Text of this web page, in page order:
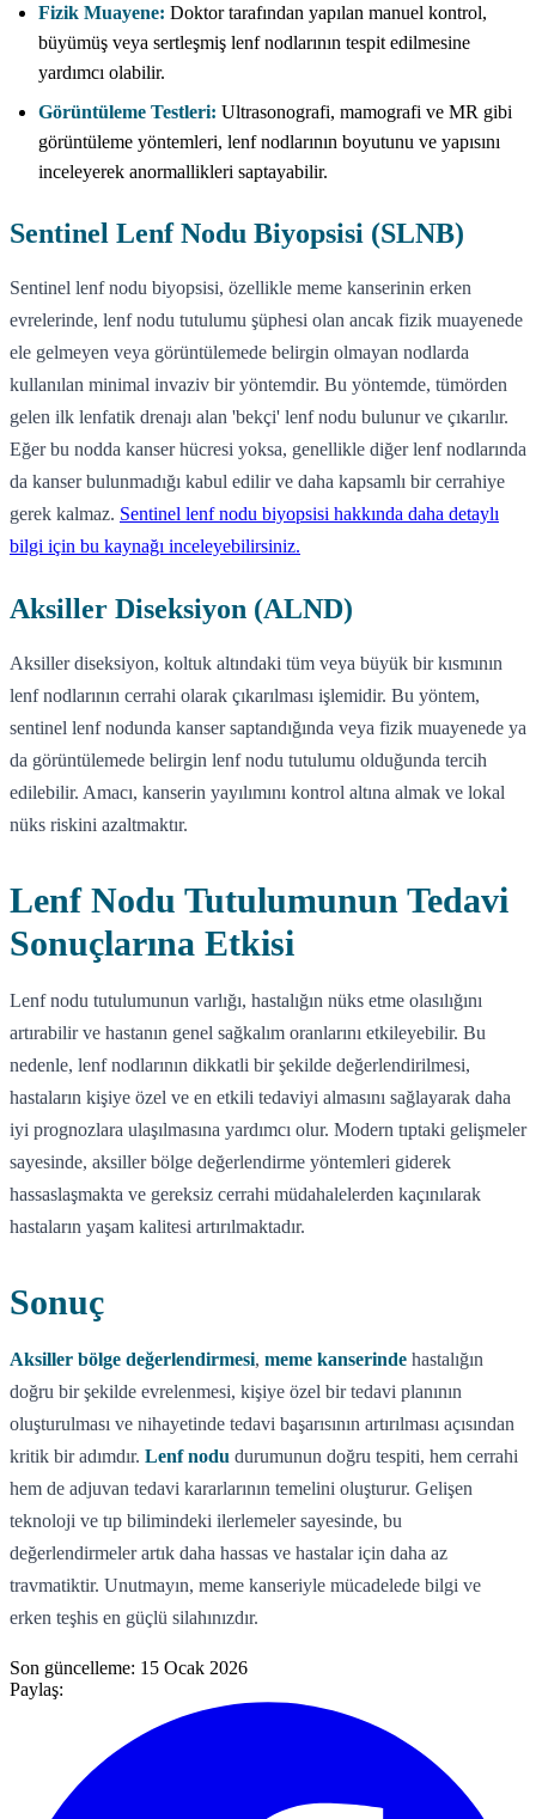
Fizik Muayene: Doktor tarafından yapılan manuel kontrol,
büyümüş veya sertleşmiş lenf nodlarının tespit edilmesine
yardımcı olabilir.
Görüntüleme Testleri: Ultrasonografi, mamografi ve MR gibi
görüntüleme yöntemleri, lenf nodlarının boyutunu ve yapısını
inceleyerek anormallikleri saptayabilir.
Sentinel Lenf Nodu Biyopsisi (SLNB)
Sentinel lenf nodu biyopsisi, özellikle meme kanserinin erken
evrelerinde, lenf nodu tutulumu şüphesi olan ancak fizik muayenede
ele gelmeyen veya görüntülemede belirgin olmayan nodlarda
kullanılan minimal invaziv bir yöntemdir. Bu yöntemde, tümörden
gelen ilk lenfatik drenajı alan 'bekçi' lenf nodu bulunur ve çıkarılır.
Eğer bu nodda kanser hücresi yoksa, genellikle diğer lenf nodlarında
da kanser bulunmadığı kabul edilir ve daha kapsamlı bir cerrahiye
gerek kalmaz. Sentinel lenf nodu biyopsisi hakkında daha detaylı
bilgi için bu kaynağı inceleyebilirsiniz.
Aksiller Diseksiyon (ALND)
Aksiller diseksiyon, koltuk altındaki tüm veya büyük bir kısmının
lenf nodlarının cerrahi olarak çıkarılması işlemidir. Bu yöntem,
sentinel lenf nodunda kanser saptandığında veya fizik muayenede ya
da görüntülemede belirgin lenf nodu tutulumu olduğunda tercih
edilebilir. Amacı, kanserin yayılımını kontrol altına almak ve lokal
nüks riskini azaltmaktır.
Lenf Nodu Tutulumunun Tedavi
Sonuçlarına Etkisi
Lenf nodu tutulumunun varlığı, hastalığın nüks etme olasılığını
artırabilir ve hastanın genel sağkalım oranlarını etkileyebilir. Bu
nedenle, lenf nodlarının dikkatli bir şekilde değerlendirilmesi,
hastaların kişiye özel ve en etkili tedaviyi almasını sağlayarak daha
iyi prognozlara ulaşılmasına yardımcı olur. Modern tıptaki gelişmeler
sayesinde, aksiller bölge değerlendirme yöntemleri giderek
hassaslaşmakta ve gereksiz cerrahi müdahalelerden kaçınılarak
hastaların yaşam kalitesi artırılmaktadır.
Sonuç
Aksiller bölge değerlendirmesi, meme kanserinde hastalığın
doğru bir şekilde evrelenmesi, kişiye özel bir tedavi planının
oluşturulması ve nihayetinde tedavi başarısının artırılması açısından
kritik bir adımdır. Lenf nodu durumunun doğru tespiti, hem cerrahi
hem de adjuvan tedavi kararlarının temelini oluşturur. Gelişen
teknoloji ve tıp bilimindeki ilerlemeler sayesinde, bu
değerlendirmeler artık daha hassas ve hastalar için daha az
travmatiktir. Unutmayın, meme kanseriyle mücadelede bilgi ve
erken teşhis en güçlü silahınızdır.
Son güncelleme: 15 Ocak 2026
Paylaş: